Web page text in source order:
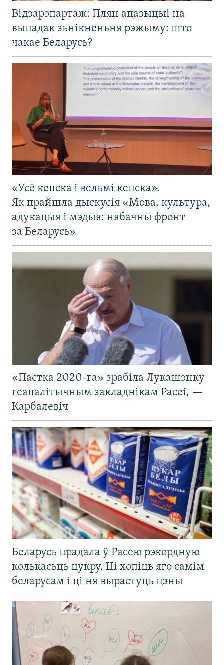
Відэарэпартаж: Плян апазыцыі на
выпадак зьнікненьня рэжыму: што
чакае Беларусь?
«Усё кепска і вельмі кепска».
Як прайшла дыскусія «Мова, культура,
адукацыя і мэдыя: нябачны фронт
за Беларусь»
«Пастка 2020-га» зрабіла Лукашэнку
геапалітычным закладнікам Расеі, —
Карбалевіч
Беларусь прадала ў Расею рэкордную
колькасьць цукру. Ці хопіць яго самім
беларусам і ці ня вырастуць цэны